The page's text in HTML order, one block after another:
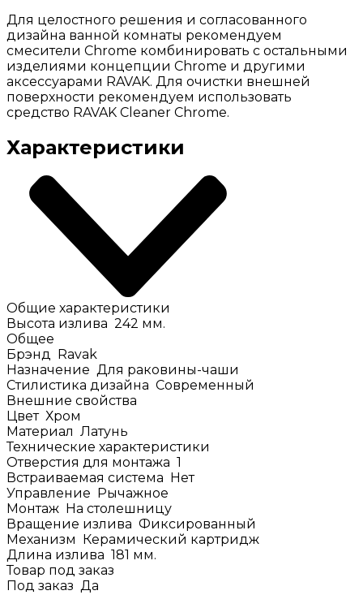
Для целостного решения и согласованного
дизайна ванной комнаты рекомендуем
смесители Chrome комбинировать с остальными
изделиями концепции Chrome и другими
аксессуарами RAVAK. Для очистки внешней
поверхности рекомендуем использовать
средство RAVAK Cleaner Chrome.
Характеристики
Общие характеристики
Высота излива 242 мм.
Общее
Брэнд
Ravak
Назначение Для раковины-чаши
Стилистика дизайна Современный
Внешние свойства
Цвет Хром
Материал Латунь
Технические характеристики
Отверстия для монтажа 1
Встраиваемая система
Нет
Управление
Рычажное
Монтаж На столешницу
Вращение излива Фиксированный
Механизм
Керамический картридж
Длина излива 181 мм.
Товар под заказ
Под заказ Да